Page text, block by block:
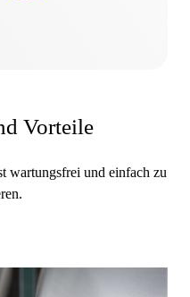
Vorteile
wartungsfrei und einfach zu